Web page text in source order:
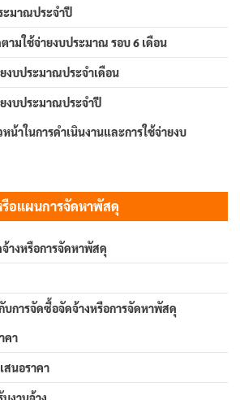
ะมาณประจำปี
ามใช้จ่ายงบประมาณ รอบ 6 เดือน
งบประมาณประจำเดือน
งบประมาณประจำปี
น้าในการดำเนินงานและการใช้จ่ายงบ
อแผนการจัดหาพัสดุ
างหรือการจัดหาพัสดุ
บการจัดซื้อจัดจ้างหรือการจัดหาพัสดุ
คา
สนอราคา